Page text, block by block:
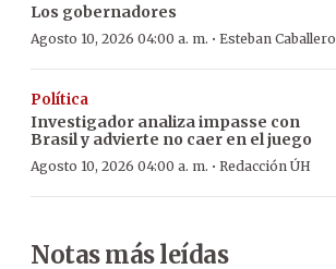
Los gobernadores
Agosto 10, 2026 04:00 a. m. · Esteban Caballero
Política
Investigador analiza impasse con
Brasil y advierte no caer en el juego
Agosto 10, 2026 04:00 a. m. · Redacción ÚH
Notas más leídas